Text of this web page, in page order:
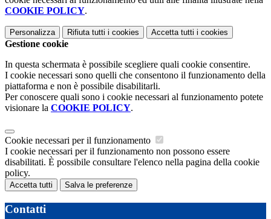
COOKIE POLICY.
Personalizza Rifiuta tutti i cookies Accetta tutti i cookies
Gestione cookie
In questa schermata è possibile scegliere quali cookie consentire.
I cookie necessari sono quelli che consentono il funzionamento della
piattaforma e non è possibile disabilitarli.
Per conoscere quali sono i cookie necessari al funzionamento potete
visionare la COOKIE POLICY.
Cookie necessari per il funzionamento
I cookie necessari per il funzionamento non possono essere
disabilitati. È possibile consultare l'elenco nella pagina della cookie
policy.
Accetta tutti Salva le preferenze
Contatti